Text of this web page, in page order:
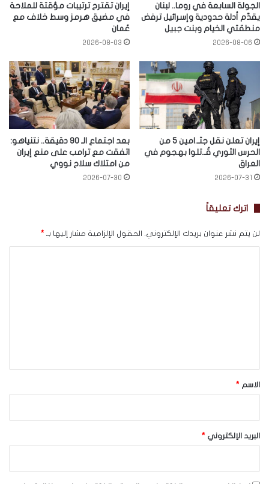
الجولة السابعة في روما.. لبنان
يقدّم أدلة حدودية وإسرائيل ترفض
منطقتي الخيام وبنت جبيل
2026-08-06
إيران تقترح ترتيبات مؤقتة للملاحة
في مضيق هرمز وسط خلاف مع
عُمان
2026-08-03
إيران تعلن نقل جثـ.امين 5 من
الحرس الثوري قُـ.تلوا بهجوم في
العراق
2026-07-31
بعد اجتماع الـ 90 دقيقة.. نتنياهو:
اتفقت مع ترامب على منع إيران
من امتلاك سلاح نووي
2026-07-30
اترك تعليقاً
لن يتم نشر عنوان بريدك الإلكتروني. الحقول الإلزامية مشار إليها بـ *
*الاسم *
البريد الإلكتروني *